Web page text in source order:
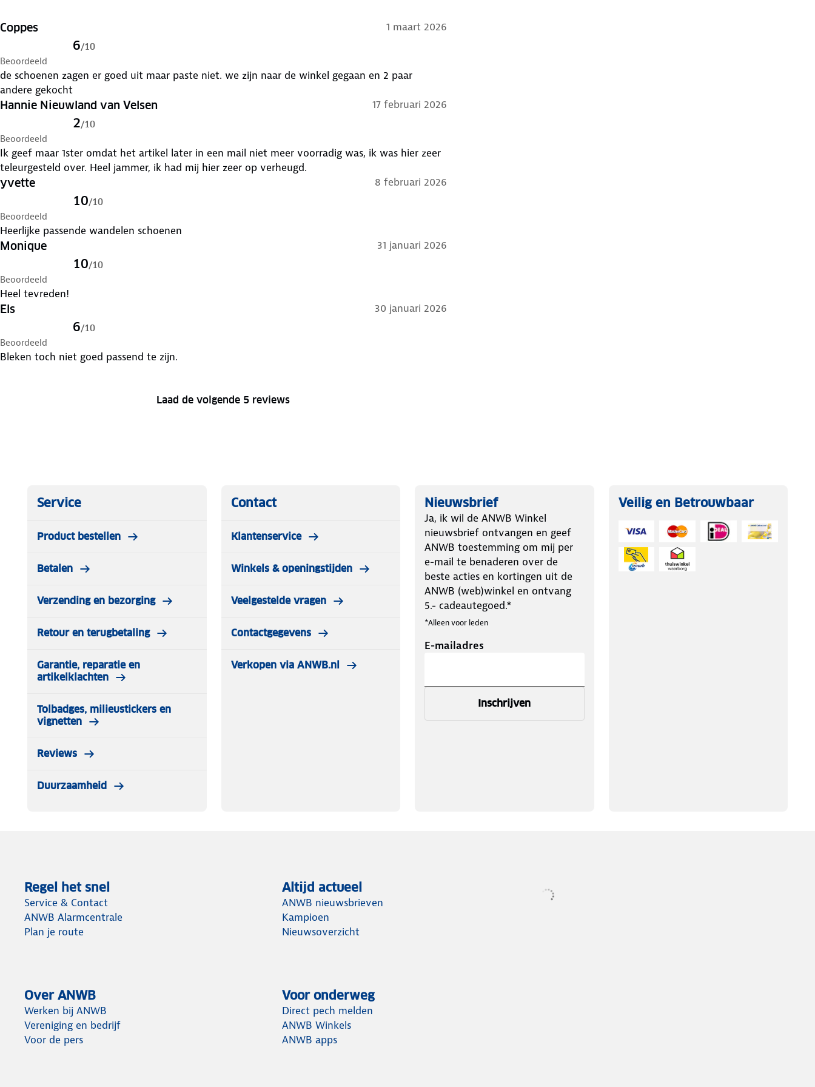
Coppes 1 maart 2026
6/10
Beoordeeld
de schoenen zagen er goed uit maar paste niet. we zijn naar de winkel gegaan en 2 paar
andere gekocht
Hannie Nieuwland van Velsen 17 februari 2026
2/10
Beoordeeld
Ik geef maar 1ster omdat het artikel later in een mail niet meer voorradig was, ik was hier zeer
teleurgesteld over. Heel jammer, ik had mij hier zeer op verheugd.
yvette 8 februari 2026
10/10
Beoordeeld
Heerlijke passende wandelen schoenen
Monique 31 januari 2026
10/10
Beoordeeld
Heel tevreden!
Els 30 januari 2026
6/10
Beoordeeld
Bleken toch niet goed passend te zijn.
Laad de volgende 5 reviews
Service
Product bestellen
Betalen
Verzending en bezorging
Retour en terugbetaling
Garantie, reparatie en
artikelklachten
Tolbadges, milieustickers en
vignetten
Reviews
Duurzaamheid
Contact
Klantenservice
Winkels & openingstijden
Veelgestelde vragen
Contactgegevens
Verkopen via ANWB.nl
Nieuwsbrief
Ja, ik wil de ANWB Winkel
nieuwsbrief ontvangen en geef
ANWB toestemming om mij per
e-mail te benaderen over de
beste acties en kortingen uit de
ANWB (web)winkel en ontvang
5.- cadeautegoed.*
*Alleen voor leden
E-mailadres
Inschrijven
Veilig en Betrouwbaar
Regel het snel
Service & Contact
ANWB Alarmcentrale
Plan je route
Altijd actueel
ANWB nieuwsbrieven
Kampioen
Nieuwsoverzicht
Over ANWB
Werken bij ANWB
Vereniging en bedrijf
Voor de pers
Voor onderweg
Direct pech melden
ANWB Winkels
ANWB apps